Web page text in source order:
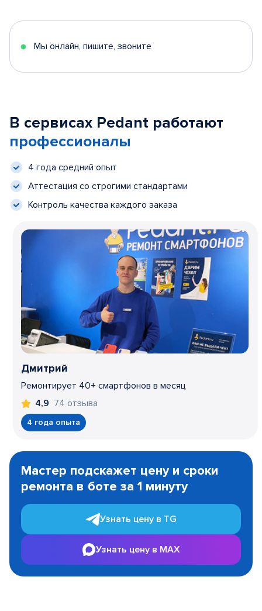
Мы онлайн, пишите, звоните
В сервисах Pedant работают
профессионалы
4 года средний опыт
Аттестация со строгими стандартами
Контроль качества каждого заказа
Дмитрий
Ремонтирует 40+ смартфонов в месяц
4,9 74 отзыва
4 года опыта
1
Мастер подскажет цену и сроки
ремонта в боте за 1 минуту
Узнать цену в TG
Узнать цену в MAX